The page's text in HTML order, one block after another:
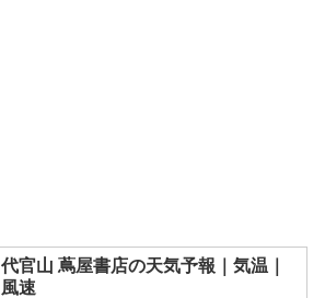
代官山 蔦屋書店の天気予報｜気温｜
風速